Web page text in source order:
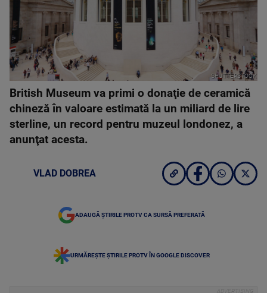
SHUTTERSTOCK
British Museum va primi o donaţie de ceramică
chineză în valoare estimată la un miliard de lire
sterline, un record pentru muzeul londonez, a
anunţat acesta.
VLAD DOBREA
ADAUGĂ ȘTIRILE PROTV CA SURSĂ PREFERATĂ
URMĂREȘTE ȘTIRILE PROTV ÎN GOOGLE DISCOVER